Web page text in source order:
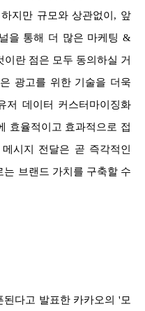
지만 규모와 상관없이, 앞
을 통해 더 많은 마케팅 &
란 점은 모두 동의하실 거
광고를 위한 기술을 더욱
저 데이터 커스터마이징화
효율적이고 효과적으로 접
시지 전달은 곧 즉각적인
브랜드 가치를 구축할 수
다고 발표한 카카오의 '모